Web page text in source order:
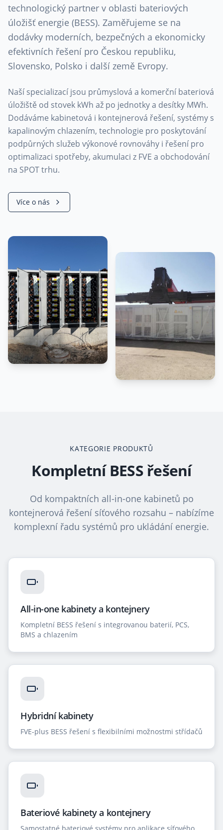
technologický partner v oblasti bateriových
úložišť energie (BESS). Zaměřujeme se na
dodávky moderních, bezpečných a ekonomicky
efektivních řešení pro Českou republiku,
Slovensko, Polsko i další země Evropy.
Naší specializací jsou průmyslová a komerční bateriová
úložiště od stovek kWh až po jednotky a desítky MWh.
Dodáváme kabinetová i kontejnerová řešení, systémy s
kapalinovým chlazením, technologie pro poskytování
podpůrných služeb výkonové rovnováhy i řešení pro
optimalizaci spotřeby, akumulaci z FVE a obchodování
na SPOT trhu.
Více o nás
KATEGORIE PRODUKTŮ
Kompletní BESS řešení
Od kompaktních all-in-one kabinetů po
kontejnerová řešení síťového rozsahu – nabízíme
komplexní řadu systémů pro ukládání energie.
All-in-one kabinety a kontejnery
Kompletní BESS řešení s integrovanou baterií, PCS,
BMS a chlazením
Hybridní kabinety
FVE-plus BESS řešení s flexibilními možnostmi střídačů
Bateriové kabinety a kontejnery